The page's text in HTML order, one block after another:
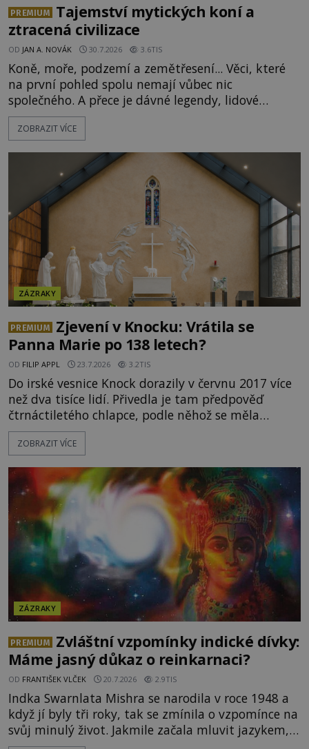
PREMIUM
Tajemství mytických koní a
ztracená civilizace
OD JAN A. NOVÁK 30.7.2026 3.6TIS
Koně, moře, podzemí a zemětřesení... Věci, které
na první pohled spolu nemají vůbec nic
společného. A přece je dávné legendy, lidové
pohádky i podvědomí psychicky nemocných lidí
podivným způsobem vzájemně propojují. Je
tajemství pocházející ze samých počátků lidské
civilizace? Nebo dokonce z temných vod minulosti
ještě mnohem hlubších? [g
ZOBRAZIT VÍCE
ZÁZRAKY
PREMIUM
Zjevení v Knocku: Vrátila se
Panna Marie po 138 letech?
OD FILIP APPL 23.7.2026 3.2TIS
Do irské vesnice Knock dorazily v červnu 2017 více
než dva tisíce lidí. Přivedla je tam předpověď
čtrnáctiletého chlapce, podle něhož se měla
přesně ve tři hodiny odpoledne zjevit Panna Marie.
Když slunce vystoupilo z mraků, část davu začala
chlapcovo proroctví, nebo poutníci spatřili pouze
neobvyklou hru světla? [gallery
ids="170530,170531,1705
ZOBRAZIT VÍCE
ZÁZRAKY
PREMIUM
Zvláštní vzpomínky indické dívky:
Máme jasný důkaz o reinkarnaci?
OD FRANTIŠEK VLČEK 20.7.2026 2.9TIS
Indka Swarnlata Mishra se narodila v roce 1948 a
když jí byly tři roky, tak se zmínila o vzpomínce na
svůj minulý život. Jakmile začala mluvit jazykem,
který nikdo nezná, začali rodiče její podivné